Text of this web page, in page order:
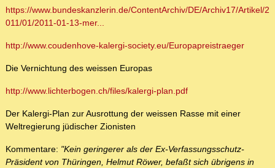
https://www.bundeskanzlerin.de/ContentArchiv/DE/Archiv17/Artikel/2
011/01/2011-01-13-mer...
http://www.coudenhove-kalergi-society.eu/Europapreistraeger
Die Vernichtung des weissen Europas
http://www.lichterbogen.ch/files/kalergi-plan.pdf
Der Kalergi-Plan zur Ausrottung der weissen Rasse mit einer
Weltregierung jüdischer Zionisten
Kommentare: "Kein geringerer als der Ex-Verfassungsschutz-
Präsident von Thüringen, Helmut Röwer, befaßt sich übrigens in